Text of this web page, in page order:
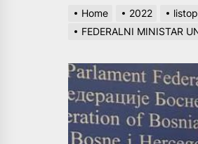
Home 2022
FEDERALNI MINISTAR